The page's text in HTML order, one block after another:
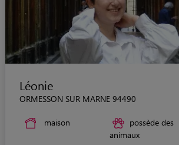
Léonie
ORMESSON SUR MARNE 94490
maison
possède des
animaux